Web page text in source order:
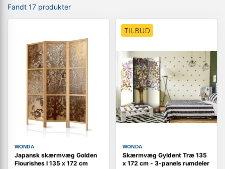
Fandt 17 produkter
WONDA
Japansk skærmvæg Golden
Flourishes I 135 x 172 cm
TILBUD
WONDA
Skærmvæg Gyldent Træ 135
x 172 cm - 3-panels rumdeler